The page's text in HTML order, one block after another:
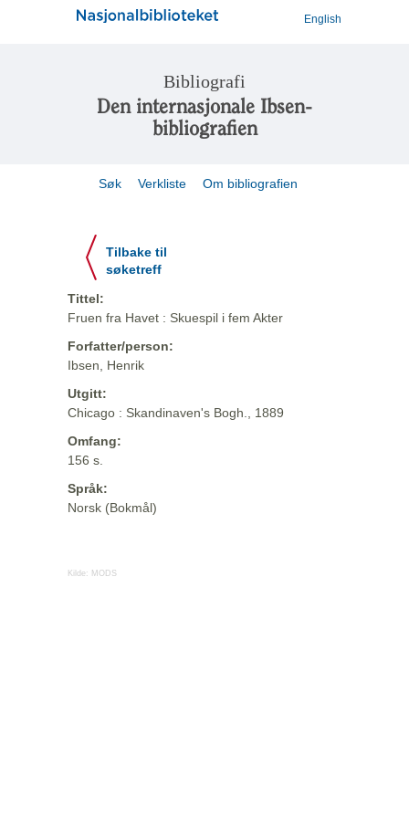
English
Bibliografi
Den internasjonale Ibsen-
bibliografien
Søk Verkliste Om bibliografien
Tilbake til
søketreff
Tittel:
Fruen fra Havet : Skuespil i fem Akter
Forfatter/person:
Ibsen, Henrik
Utgitt:
Chicago : Skandinaven's Bogh., 1889
Omfang:
156 s.
Språk:
Norsk (Bokmål)
Kilde: MODS